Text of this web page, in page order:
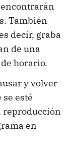
También
decir, graba
de una
horario.
y volver
esté
reproducción
en